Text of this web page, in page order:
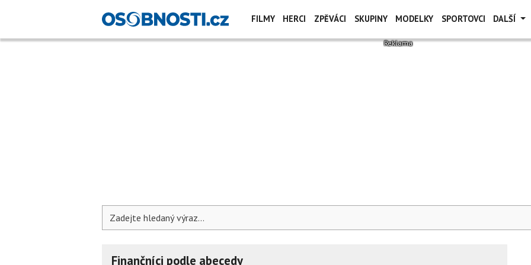
FILMY HERCI ZPĚVÁCI SKUPINY MODELKY SPORTOVCI DALŠÍ
Finančníci podle abecedy